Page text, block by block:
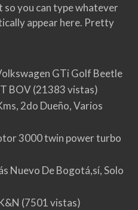
so you can type whatever
appear here. Pretty
GTi Golf Beetle
BOV(21383 vistas)
2do Dueño, Varios
3000 twin power turbo
Nuevo De Bogotá,sí, Solo
(7501 vistas)